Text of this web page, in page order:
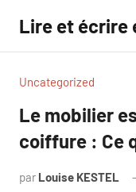
contenu
Lire et écrire
Uncategorized
Le mobilier
coiffure : Ce
par Louise KESTEL